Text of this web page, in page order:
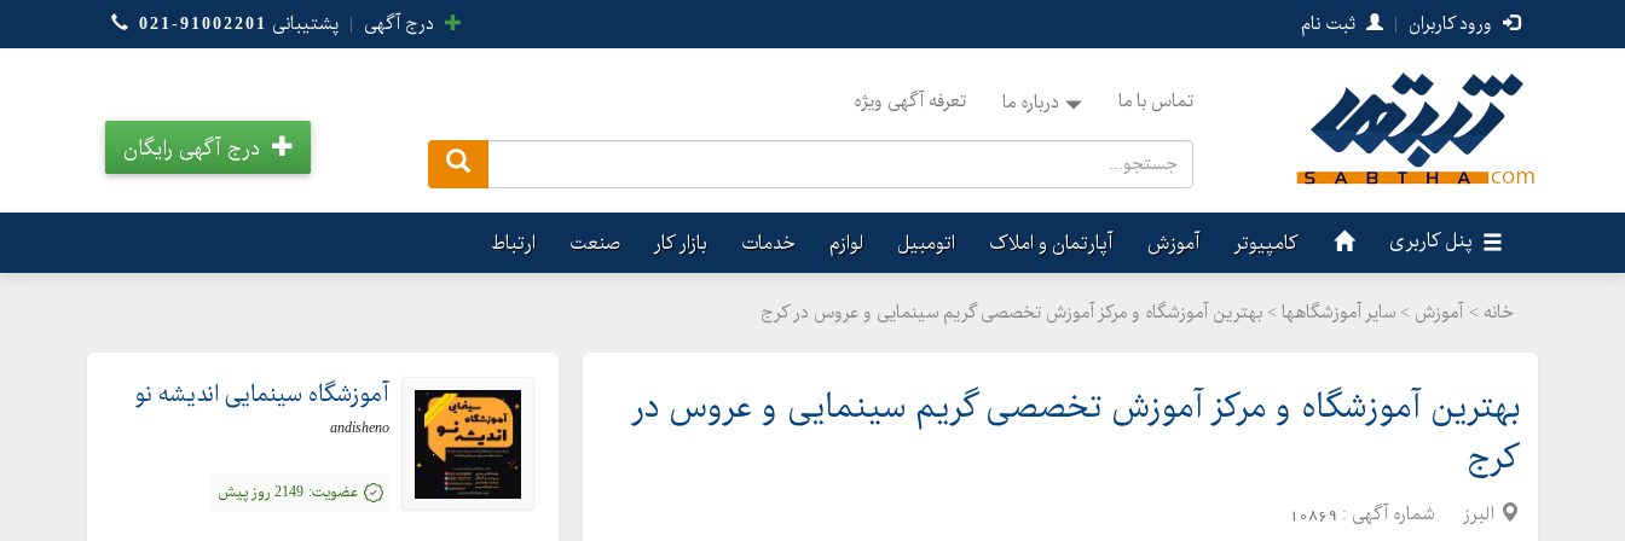
ورود کاربران | ثبت نام درج آگهی | پشتیبانی 021-91002201
تماس با ما درباره ما تعرفه آگهی ویژه
درج آگهی رایگان
پنل کاربری کامپیوتر آموزش آپارتمان و املاک اتومبیل لوازم خدمات بازار کار صنعت ارتباط
خانه > آموزش > سایر آموزشگاهها > بهترین آموزشگاه و مرکز آموزش تخصصی گریم سینمایی و عروس در کرج
بهترین آموزشگاه و مرکز آموزش تخصصی گریم سینمایی و عروس در
کرج
البرز شماره آگهی : 10869
آموزشگاه سینمایی اندیشه نو
andisheno
عضویت: 2149 روز پیش